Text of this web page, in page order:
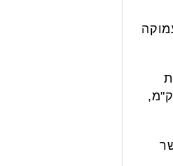
העיר ואנשי הצוות החינוכי. המשתתפים רצו יחד בשני מקצים עממיים של 2 ק"מ ו-5 ק"מ,